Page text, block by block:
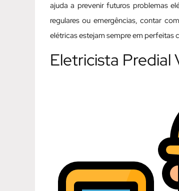
ajuda a prevenir futuros problemas
regulares ou emergências, contar
elétricas estejam sempre em perfeitas
Eletricista Predial